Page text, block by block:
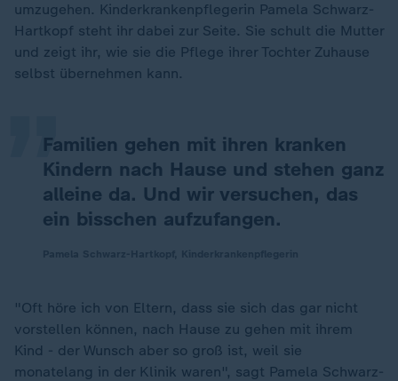
umzugehen. Kinderkrankenpflegerin Pamela Schwarz-
Hartkopf steht ihr dabei zur Seite. Sie schult die Mutter
und zeigt ihr, wie sie die Pflege ihrer Tochter Zuhause
selbst übernehmen kann.
Familien gehen mit ihren kranken
Kindern nach Hause und stehen ganz
alleine da. Und wir versuchen, das
ein bisschen aufzufangen.
„
"Oft höre ich von Eltern, dass sie sich das gar nicht
vorstellen können, nach Hause zu gehen mit ihrem
Kind - der Wunsch aber so groß ist, weil sie
monatelang in der Klinik waren", sagt Pamela Schwarz-